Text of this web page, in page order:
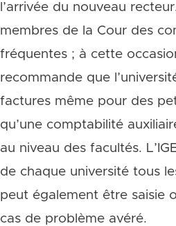
l’arrivée du nouveau
membres de la Cour des
fréquentes ; à cette
recommande que
factures même pour des
qu’une comptabilité
au niveau des facultés.
de chaque université tous
peut également être saisie
cas de problème avéré.